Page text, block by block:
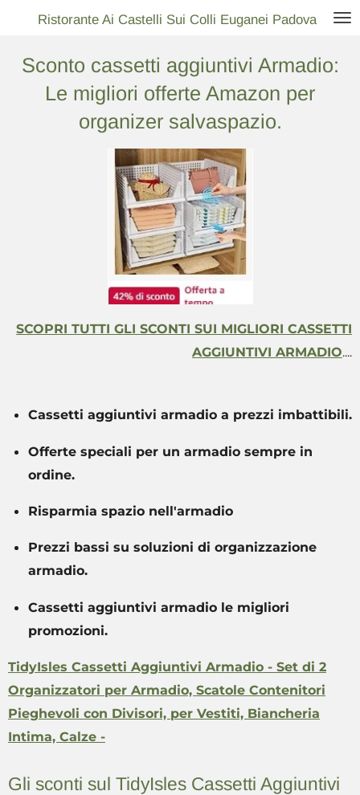
contenuto
principale
Ristorante Ai Castelli Sui Colli Euganei Padova
Sconto cassetti aggiuntivi Armadio:
Le migliori offerte Amazon per
organizer salvaspazio.
SCOPRI TUTTI GLI SCONTI SUI MIGLIORI CASSETTI
AGGIUNTIVI ARMADIO....
Cassetti aggiuntivi armadio a prezzi imbattibili.
Offerte speciali per un armadio sempre in
ordine.
Risparmia spazio nell'armadio
Prezzi bassi su soluzioni di organizzazione
armadio.
Cassetti aggiuntivi armadio le migliori
promozioni.
TidyIsles Cassetti Aggiuntivi Armadio - Set di 2
Organizzatori per Armadio, Scatole Contenitori
Pieghevoli con Divisori, per Vestiti, Biancheria
Intima, Calze -
Gli sconti sul TidyIsles Cassetti Aggiuntivi